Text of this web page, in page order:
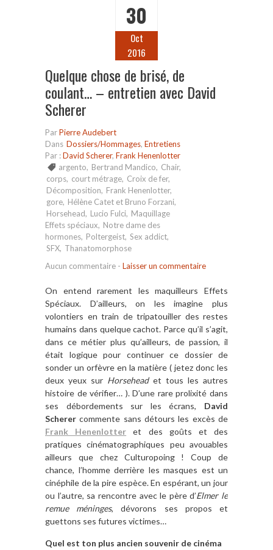
30
Oct
2016
Quelque chose de brisé, de
coulant… – entretien avec David
Scherer
ParPierre Audebert
Dans Dossiers/Hommages, Entretiens
Par :David Scherer, Frank Henenlotter
argento, Bertrand Mandico, Chair,
corps, court métrage, Croix de fer,
Décomposition, Frank Henenlotter,
gore, Hélène Catet et Bruno Forzani,
Horsehead, Lucio Fulci, Maquillage
Effets spéciaux, Notre dame des
hormones, Poltergeist, Sex addict,
SFX, Thanatomorphose
Aucun commentaire - Laisser un commentaire
On entend rarement les maquilleurs Effets
Spéciaux. D’ailleurs, on les imagine plus
volontiers en train de tripatouiller des restes
humains dans quelque cachot. Parce qu’il s’agit,
dans ce métier plus qu’ailleurs, de passion, il
était logique pour continuer ce dossier de
sonder un orfèvre en la matière ( jetez donc les
deux yeux sur Horseheadet tous les autres
histoire de vérifier… ). D’une rare prolixité dans
ses débordements sur les écrans, David
Scherer commente sans détours les excès de
Frank Henenlotter et des goûts et des
pratiques cinématographiques peu avouables
ailleurs que chez Culturopoing ! Coup de
chance, l’homme derrière les masques est un
cinéphile de la pire espèce. En espérant, un jour
ou l’autre, sa rencontre avec le père d’Elmer le
remue méninges, dévorons ses propos et
guettons ses futures victimes…
Quel est ton plus ancien souvenir de cinéma